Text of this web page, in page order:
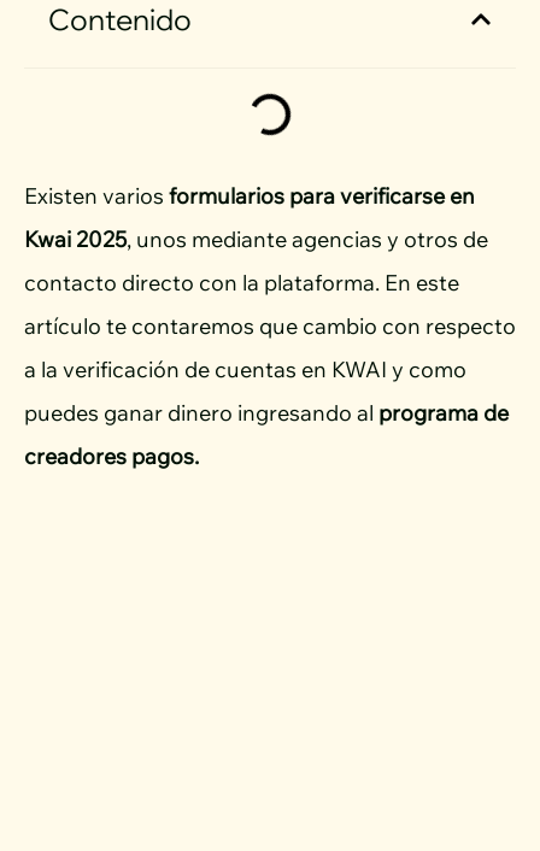
Contenido
Existen varios formularios para verificarse en
Kwai 2025, unos mediante agencias y otros de
contacto directo con la plataforma. En este
artículo te contaremos que cambio con respecto
a la verificación de cuentas en KWAI y como
puedes ganar dinero ingresando al programa de
creadores pagos.